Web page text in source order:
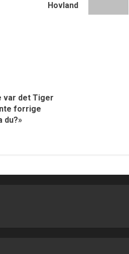
Hovland
var det Tiger
forrige
du?»